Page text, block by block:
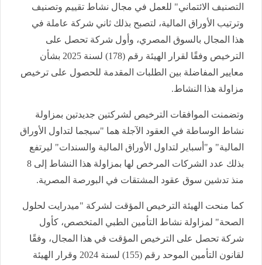
التصنيف الائتماني" للعمل في مجال نشاط تقييم وتصنيف
وترتيب الأوراق المالية، لتصبح بذلك ثاني شركة عاملة في
هذا المجال بالسوق المصري، وأول شركة تحصل على
الترخيص وفقًا لقرار الهيئة رقم (178) لسنة 2025 بشأن
معايير المفاضلة بين الطلبات المقدمة للحصول على ترخيص
مزاولة هذا النشاط.
وتضمنت الموافقات الترخيص لشركتين جديدتين بمزاولة
نشاط الوساطة في العقود الآجلة هما "سيجما لتداول الأوراق
المالية" و"أسباير لتداول الأوراق المالية والسندات" ليرتفع
بذلك عدد الشركات المرخص لها بمزاولة هذا النشاط إلى 8
منذ تدشين سوق عقود المشتقات في البورصة المصرية.
كما منحت الهيئة الترخيص المؤقت لشركة "ميدرايت لحلول
الصحة" لمزاولة نشاط التأمين الطبي المتخصص، كأول
شركة تحصل على الترخيص المؤقت في هذا المجال، وفقًا
لقانون التأمين الموحد رقم (155) لسنة 2024 وقرار الهيئة